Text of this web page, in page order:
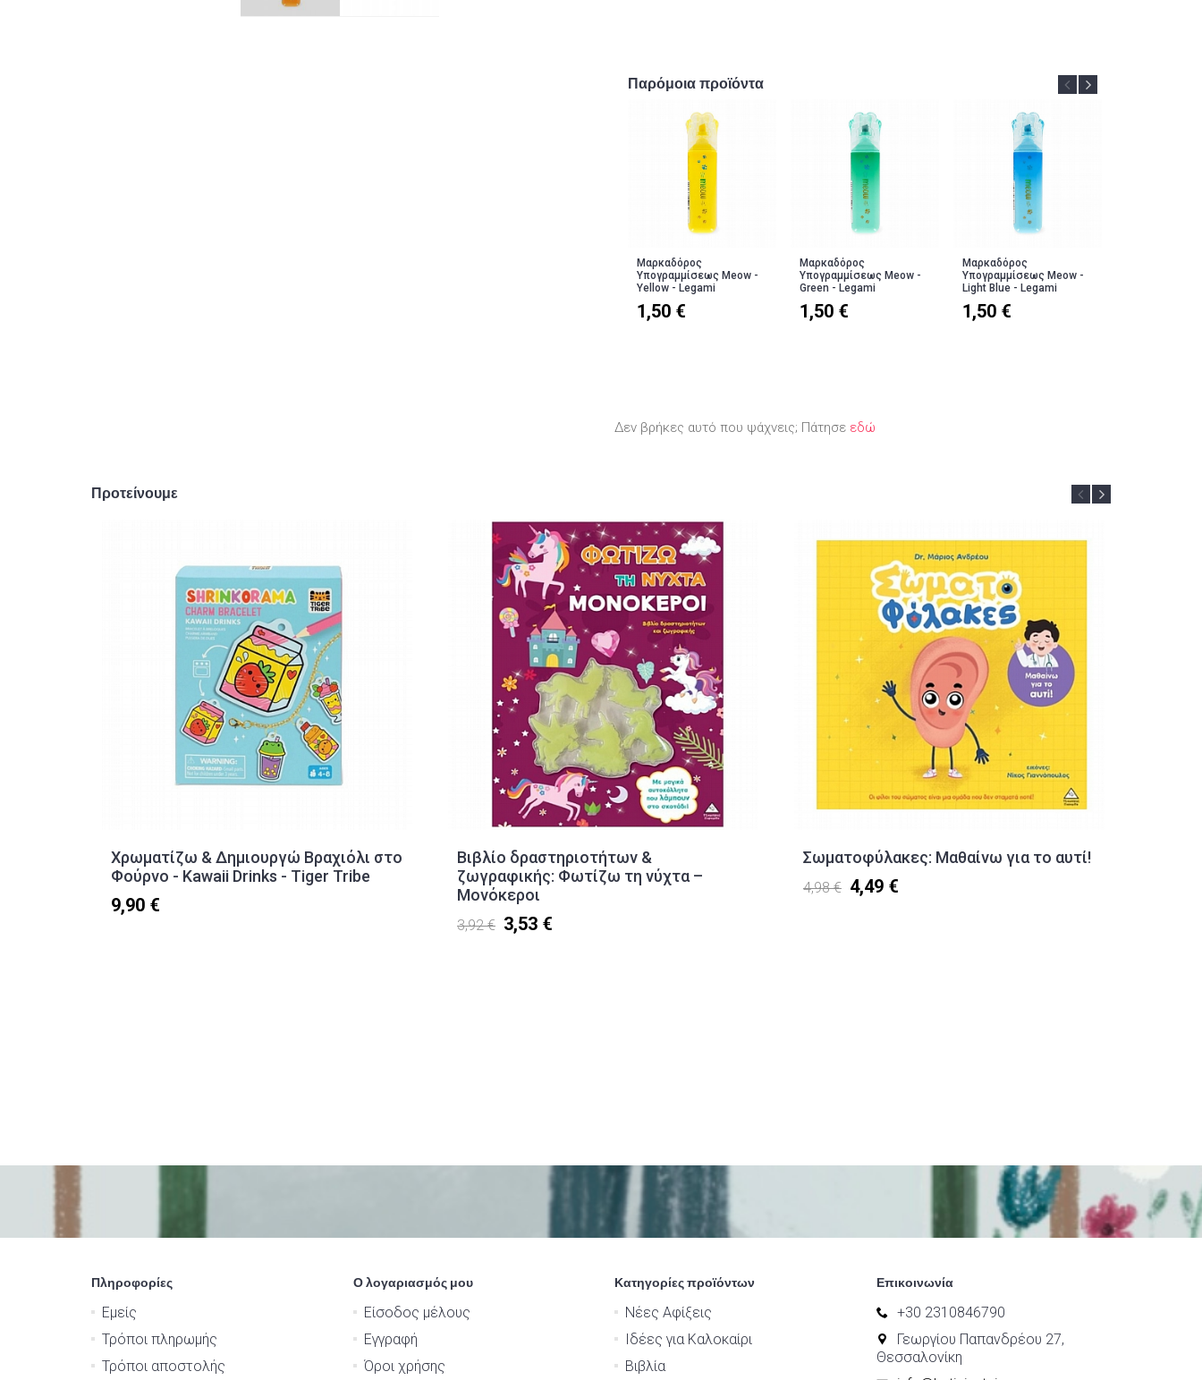
Παρόμοια προϊόντα
Μαρκαδόρος
Υπογραμμίσεως Meow -
Yellow - Legami
1,50 €
Μαρκαδόρος
Υπογραμμίσεως Meow -
Green - Legami
1,50 €
Μαρκαδόρος
Υπογραμμίσεως Meow -
Light Blue - Legami
1,50 €
Δεν βρήκες αυτό που ψάχνεις; Πάτησε εδώ
Προτείνουμε
Χρωματίζω & Δημιουργώ Βραχιόλι στο
Φούρνο - Kawaii Drinks - Tiger Tribe
9,90 €
Βιβλίο δραστηριοτήτων &
ζωγραφικής: Φωτίζω τη νύχτα –
Μονόκεροι
3,92 € 3,53 €
Σωματοφύλακες: Μαθαίνω για το αυτί!
4,98 € 4,49 €
Πληροφορίες
Εμείς
Τρόποι πληρωμής
Τρόποι αποστολής
Ο λογαριασμός μου
Είσοδος μέλους
Εγγραφή
Όροι χρήσης
Κατηγορίες προϊόντων
Νέες Αφίξεις
Ιδέες για Καλοκαίρι
Βιβλία
Επικοινωνία
+30 2310846790
Γεωργίου Παπανδρέου 27,
Θεσσαλονίκη